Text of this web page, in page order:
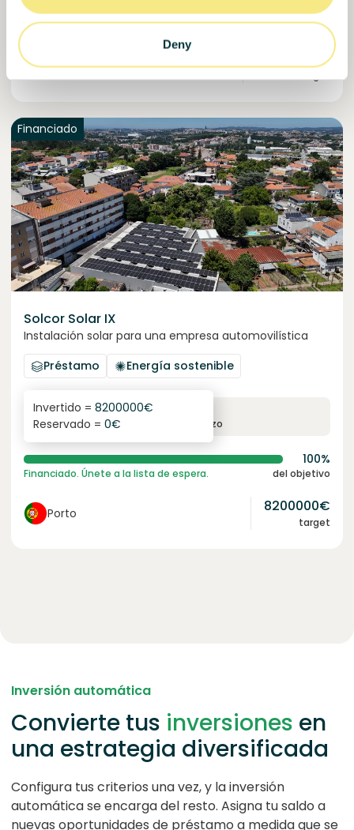
Deny
59%
Ya más de la mitad financiado. No te lo pierdas. del objetivo
Manizales €
Financiado
Solcor Solar IX
Instalación solar para una empresa automovilística
Préstamo
Energía sostenible
6.1%
interés anual plazo
Invertido = 8200000€
Reservado = 0€
100%
Financiado. Únete a la lista de espera. del objetivo
Porto 8200000€
target
Inversión automática
Convierte tus inversiones en
una estrategia diversificada
Configura tus criterios una vez, y la inversión
automática se encarga del resto. Asigna tu saldo a
nuevas oportunidades de préstamo a medida que se